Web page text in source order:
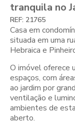
tranquila no
REF: 21765
Casa em
situada em uma
Hebraica e
O imóvel oferece
espaços, com
ao jardim por
ventilação e
ambientes de
aberto.